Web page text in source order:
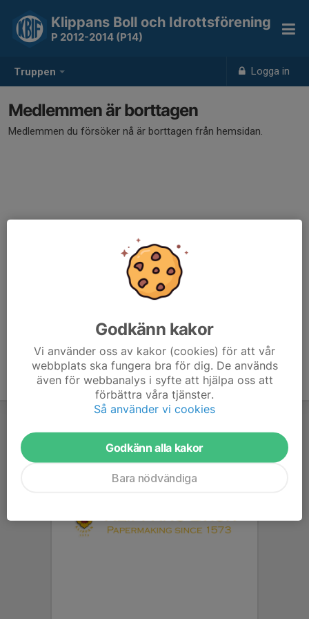
Truppen Logga in
Klippans Boll och Idrottsförening
P 2012-2014 (P14)
Medlemmen är borttagen
Medlemmen du försöker nå är borttagen från hemsidan.
Godkänn kakor
Vi använder oss av kakor (cookies) för att vår
webbplats ska fungera bra för dig. De används
även för webbanalys i syfte att hjälpa oss att
förbättra våra tjänster.
Så använder vi cookies
Godkänn alla kakor
Bara nödvändiga